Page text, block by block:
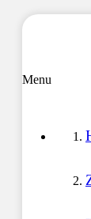
Menu